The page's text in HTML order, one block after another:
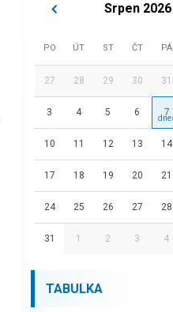
Srpen 2026
PO ÚT ST ČT PÁ
27 28 29 30 31
3 4 5 6 7
10 11 12 13 14
17 18 19 20 21
24 25 26 27 28
31 1 2 3 4
TABULKA